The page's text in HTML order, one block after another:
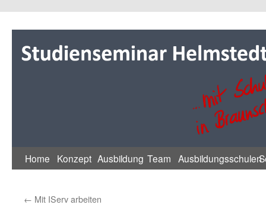
Home Konzept Ausbildung Team Ausbildungsschulen
← Mit IServ arbeiten